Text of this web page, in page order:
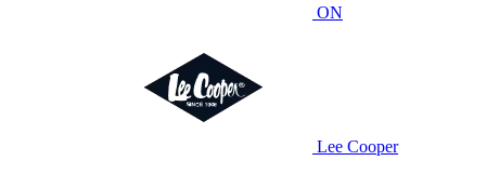
ON
Lee Cooper